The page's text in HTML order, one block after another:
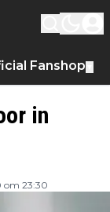
Fanshop
in
om 23:30